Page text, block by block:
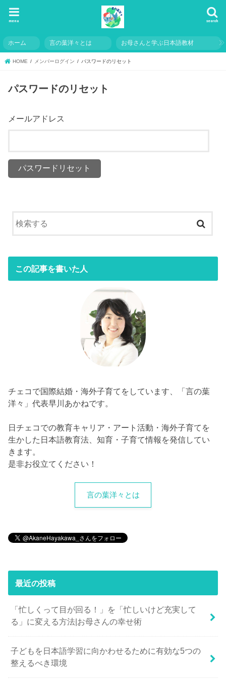
search
menu
ホーム 言の葉洋々とは お母さんと学ぶ日本語教材
HOME メンバーログイン パスワードのリセット
パスワードのリセット
メールアドレス
この記事を書いた人
チェコで国際結婚・海外子育てをしています、「言の葉
洋々」代表早川あかねです。
日チェコでの教育キャリア・アート活動・海外子育てを
生かした日本語教育法、知育・子育て情報を発信してい
きます。
是非お役立てください！
言の葉洋々とは
最近の投稿
「忙しくって目が回る！」を「忙しいけど充実して
る」に変える方法|お母さんの幸せ術
子どもを日本語学習に向かわせるために有効な5つの
整えるべき環境